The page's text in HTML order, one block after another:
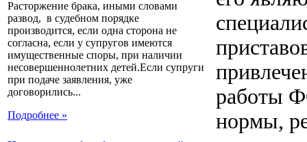
Расторжение брака, иными словами
развод, в судебном порядке
производится, если одна сторона не
согласна, если у супругов имеются
имущественные споры, при наличии
несовершеннолетних детей.Если супруги
при подаче заявления, уже
договорились...
Подробнее »
работы
нормы,